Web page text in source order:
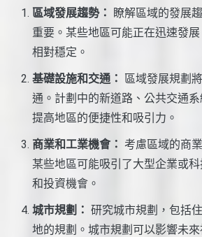
區域發展趨勢：
瞭解區域的發展
重要。某些地區可能正在迅速發
相對穩定。
基礎設施和交通： 區域發展規劃
通。計劃中的新道路、公共交通
提高地區的便捷性和吸引力。
商業和工業機會： 考慮區域的商
某些地區可能吸引了大型企業或
和投資機會。
城市規劃： 研究城市規劃，包括
地的規劃。城市規劃可以影響未